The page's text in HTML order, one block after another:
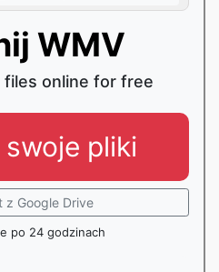
WMV
files online for free
pliki
z Google Drive
po 24 godzinach